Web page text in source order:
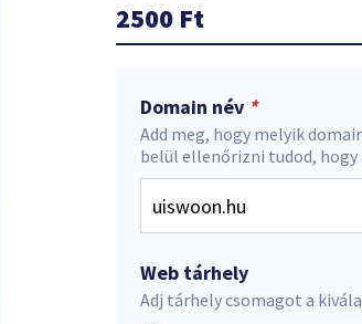
2500 Ft
Domain név *
Add meg, hogy melyik
belül ellenőrizni tudod, hogy
Web tárhely
Adj tárhely csomagot a